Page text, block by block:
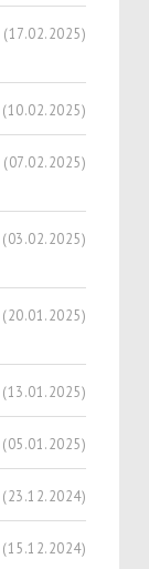
(17.02.2025)
(10.02.2025)
(07.02.2025)
(03.02.2025)
(20.01.2025)
(13.01.2025)
(05.01.2025)
(23.12.2024)
(15.12.2024)